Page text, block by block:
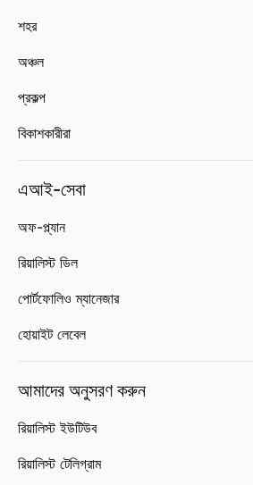
শহর
অঞ্চল
প্রকল্প
বিকাশকারীরা
এআই-সেবা
অফ-প্ল্যান
রিয়ালিস্ট ডিল
পোর্টফোলিও ম্যানেজার
হোয়াইট লেবেল
আমাদের অনুসরণ করুন
রিয়ালিস্ট ইউটিউব
রিয়ালিস্ট টেলিগ্রাম